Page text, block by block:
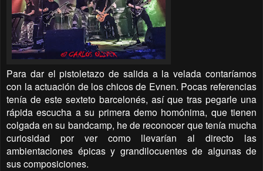
Para dar el pistoletazo de salida a la velada contaríamos
con la actuación de los chicos de Evnen. Pocas referencias
tenía de este sexteto barcelonés, así que tras pegarle una
rápida escucha a su primera demo homónima, que tienen
colgada en su bandcamp, he de reconocer que tenía mucha
curiosidad por ver como llevarían al directo las
ambientaciones épicas y grandilocuentes de algunas de
sus composiciones.